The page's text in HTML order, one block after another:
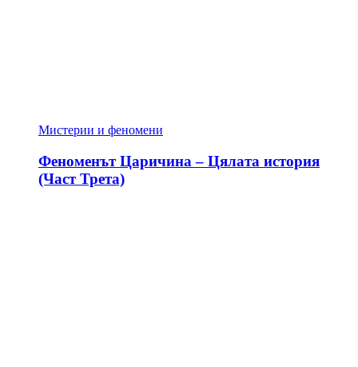
Мистерии и феномени
Феноменът Царичина – Цялата история
(Част Трета)